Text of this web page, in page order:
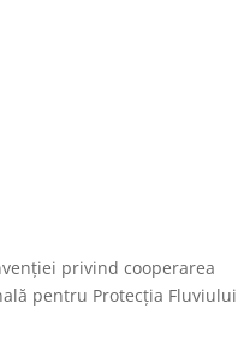
privind cooperarea
pentru Protecţia Fluviului